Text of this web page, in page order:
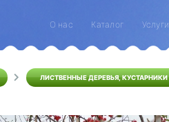
О нас Каталог Услуги
ЛИСТВЕННЫЕ ДЕРЕВЬЯ, КУСТАРНИКИ